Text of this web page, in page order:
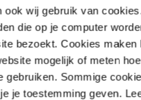
ook wij gebruik van
die op je computer
bezoekt. Cookies maken
mogelijk of meten hoe
gebruiken. Sommige
je toestemming geven.